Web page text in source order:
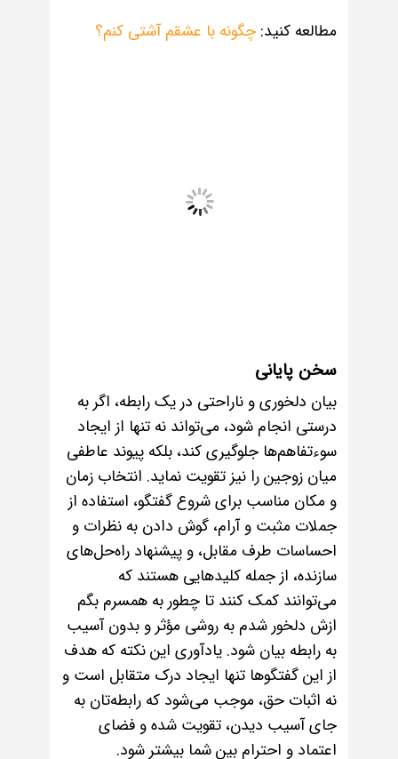
مطالعه کنید:چگونه با عشقم آشتی کنم؟
سخن پایانی
بیان دلخوری و ناراحتی در یک رابطه، اگر به
درستی انجام شود، می‌تواند نه تنها از ایجاد
سوءتفاهم‌ها جلوگیری کند، بلکه پیوند عاطفی
میان زوجین را نیز تقویت نماید. انتخاب زمان
و مکان مناسب برای شروع گفتگو، استفاده از
جملات مثبت و آرام، گوش دادن به نظرات و
احساسات طرف مقابل، و پیشنهاد راه‌حل‌های
سازنده، از جمله کلیدهایی هستند که
می‌توانند کمک کنند تا چطور به همسرم بگم
ازش دلخور شدم به روشی مؤثر و بدون آسیب
به رابطه بیان شود. یادآوری این نکته که هدف
از این گفتگوها تنها ایجاد درک متقابل است و
نه اثبات حق، موجب می‌شود که رابطه‌تان به
جای آسیب دیدن، تقویت شده و فضای
اعتماد و احترام بین شما بیشتر شود.